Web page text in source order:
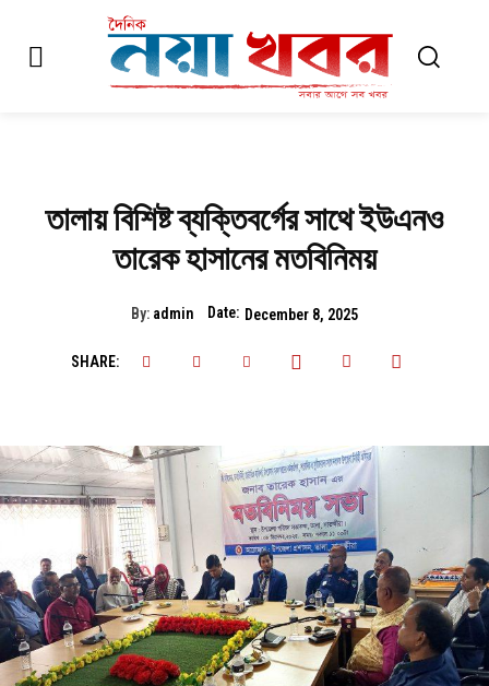
তালায় বিশিষ্ট ব্যক্তিবর্গের সাথে ইউএনও
তারেক হাসানের মতবিনিময়
By: admin Date: December 8, 2025
SHARE: